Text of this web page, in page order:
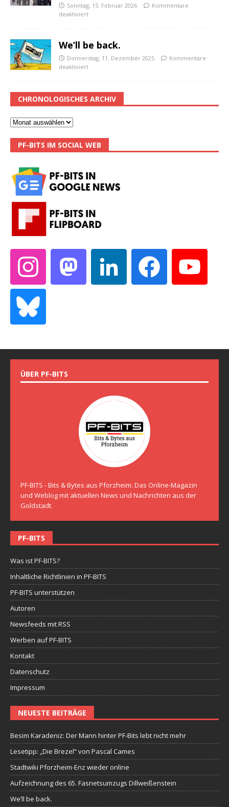
Sonntag, 15. Februar 2026
Kommentare
deaktiviert
We’ll be back.
Donnerstag, 11. Dezember 2025
Kommentare
deaktiviert
CHRONOLOGISCHES ARCHIV
PF-BITS IM SOCIAL WEB
ÜBER PF-BITS
PF-BITS - Bits & Bytes aus Pforzheim. Das Online-Magazin
und Weblog mit aktuellen News und Nachrichten aus der
Goldstadt.
PF-BITS
Was ist PF-BITS?
Inhaltliche Richtlinien in PF-BITS
PF-BITS unterstützen
Autoren
Newsfeeds mit RSS
Werben auf PF-BITS
Kontakt
Datenschutz
Impressum
NEUESTE BEITRÄGE
Besim Karadeniz: Der Mann hinter PF-Bits lebt nicht mehr
Lesetipp: „Die Brezel“ von Pascal Cames
Stadtwiki Pforzheim-Enz wieder online
Aufzeichnung des 65. Fasnetsumzugs Dillweißenstein
We’ll be back.